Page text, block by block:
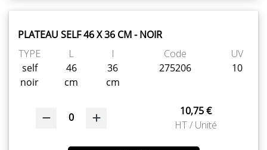
PLATEAU SELF 46 X 36 CM - NOIR
TYPE
self
noir
L
46
cm
l
36
cm
Code
275206
UV
10
0
10,75 €
HT / Unité